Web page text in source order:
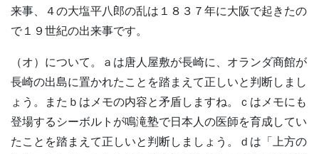
来事、４の大塩平八郎の乱は１８３７年に大阪で起きたの
で１９世紀の出来事です。
（オ）について。ａは唐人屋敷が長崎に、オランダ商館が
長崎の出島に置かれたことを踏まえて正しいと判断しまし
ょう。またｂはメモの内容と矛盾しますね。ｃはメモにも
登場するシーボルトが鳴滝塾で日本人の医師を育成してい
たことを踏まえて正しいと判断しましょう。ｄは「上方の